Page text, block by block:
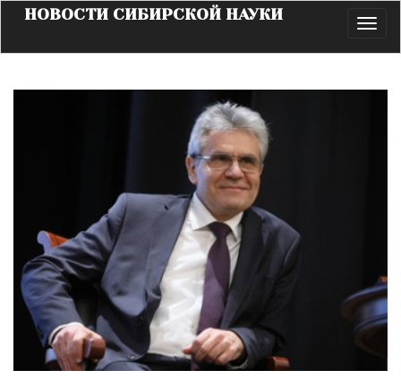
НОВОСТИ СИБИРСКОЙ НАУКИ